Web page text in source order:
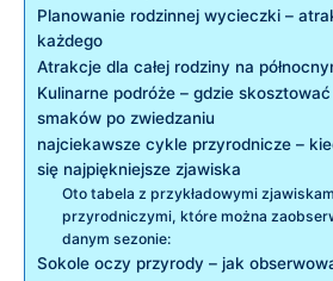
Planowanie rodzinnej wycieczki –
każdego
Atrakcje dla całej rodziny na
Kulinarne podróże – gdzie
smaków po zwiedzaniu
najciekawsze cykle przyrodnicze –
się najpiękniejsze zjawiska
Oto tabela z przykładowymi
przyrodniczymi, które można
danym sezonie:
Sokole oczy przyrody – jak